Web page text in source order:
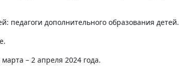
педагоги дополнительного образования детей.
– 2 апреля 2024 года.